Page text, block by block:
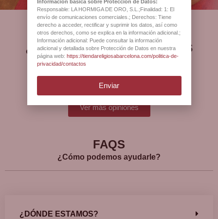
¿Qué opinan nuestros
clientes?
Ver más opiniones
FAQS
¿Cómo podemos ayudarle?
¿DÓNDE ESTAMOS?
Información básica sobre Protección de Datos:
Responsable: LA HORMIGA DE ORO, S.L.;Finalidad: 1: El
envío de comunicaciones comerciales.; Derechos: Tiene
derecho a acceder, rectificar y suprimir los datos, así como
otros derechos, como se explica en la información adicional.;
Información adicional: Puede consultar la información
adicional y detallada sobre Protección de Datos en nuestra
página web: https://tiendareligiosabarcelona.com/politica-de-
privacidad/contactos
Enviar